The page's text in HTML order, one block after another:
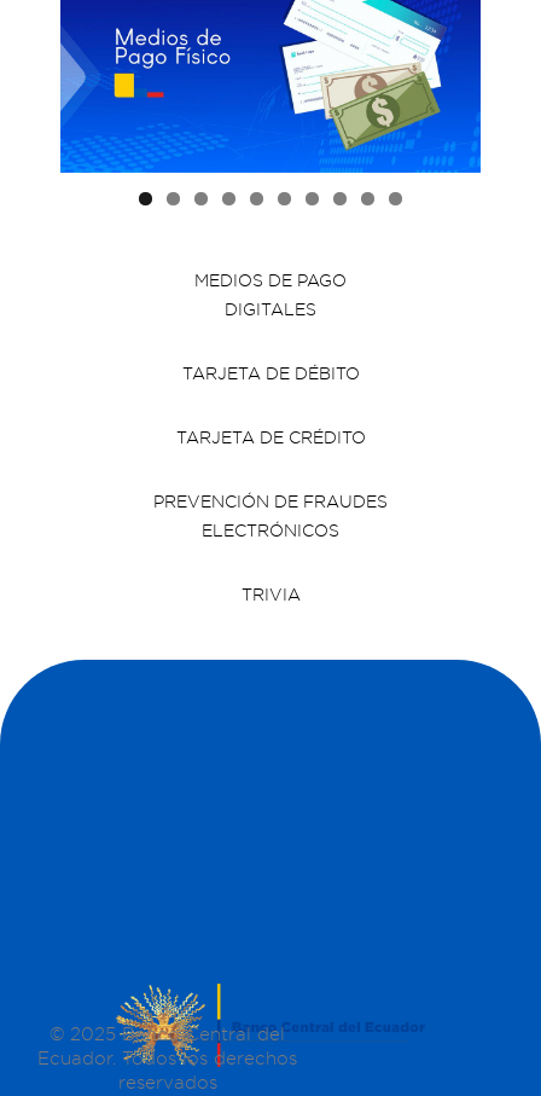
MEDIOS DE PAGO
DIGITALES
TARJETA DE DÉBITO
TARJETA DE CRÉDITO
PREVENCIÓN DE FRAUDES
ELECTRÓNICOS
TRIVIA
© 2025 Banco Central del
Ecuador. Todos los derechos
reservados